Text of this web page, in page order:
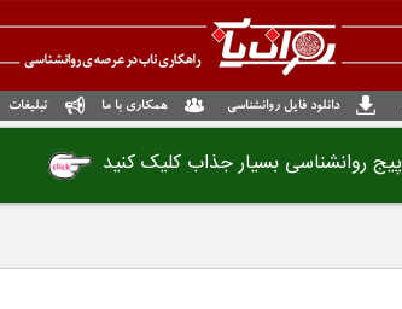
دانلود فایل روانشناسی همکاری با ما تبلیغات
پیج روانشناسی بسیار جذاب کلیک کنید